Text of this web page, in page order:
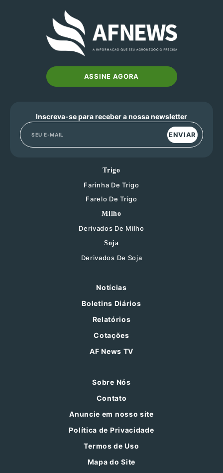
ASSINE AGORA
Inscreva-se para receber a nossa newsletter
ENVIAR
Trigo
Farinha De Trigo
Farelo De Trigo
Milho
Derivados De Milho
Soja
Derivados De Soja
Notícias
Boletins Diários
Relatórios
Cotações
AF News TV
Sobre Nós
Contato
Anuncie em nosso site
Política de Privacidade
Termos de Uso
Mapa do Site